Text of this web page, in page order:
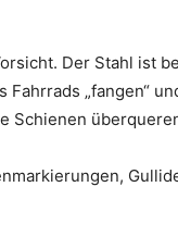
Der Stahl ist
„fangen“
Schienen